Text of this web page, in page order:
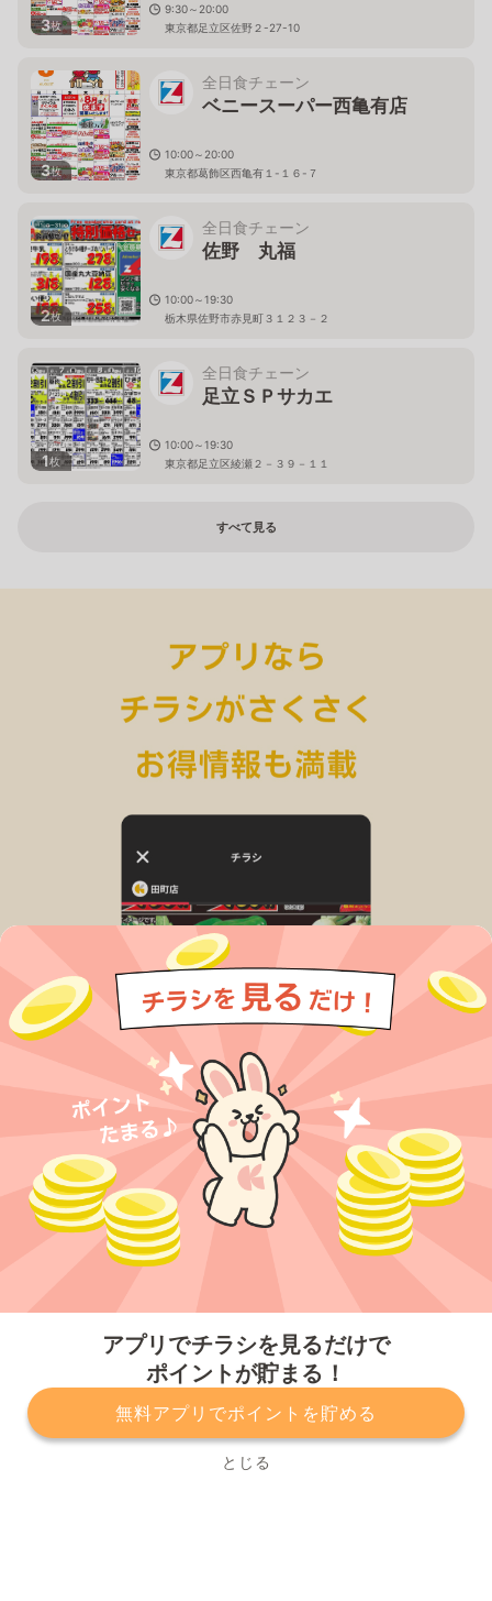
アプリでチラシを見るだけで
ポイントが貯まる！
無料アプリでポイントを貯める
とじる
3枚
9:30～20:00
東京都足立区佐野２-27-10
3枚
全日食チェーン
ベニースーパー西亀有店
10:00～20:00
東京都葛飾区西亀有１-１６-７
2枚
全日食チェーン
佐野 丸福
10:00～19:30
栃木県佐野市赤見町３１２３－２
1枚
全日食チェーン
足立ＳＰサカエ
10:00～19:30
東京都足立区綾瀬２－３９－１１
すべて見る
プライバシーポリシー 利用規約
運営会社
サービスに関してのお問い合わせ